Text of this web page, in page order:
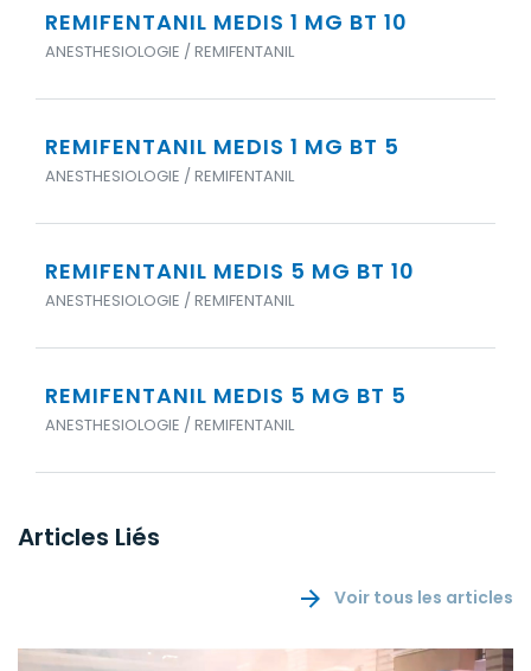
REMIFENTANIL MEDIS 1 MG BT 10
ANESTHESIOLOGIE / REMIFENTANIL
REMIFENTANIL MEDIS 1 MG BT 5
ANESTHESIOLOGIE / REMIFENTANIL
REMIFENTANIL MEDIS 5 MG BT 10
ANESTHESIOLOGIE / REMIFENTANIL
REMIFENTANIL MEDIS 5 MG BT 5
ANESTHESIOLOGIE / REMIFENTANIL
Articles Liés
Voir tous les articles